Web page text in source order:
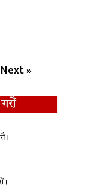
Next »